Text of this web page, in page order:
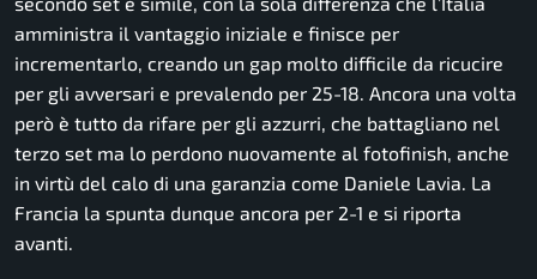
amministra il vantaggio iniziale e finisce per
incrementarlo, creando un gap molto difficile da ricucire
per gli avversari e prevalendo per 25-18. Ancora una volta
però è tutto da rifare per gli azzurri, che battagliano nel
terzo set ma lo perdono nuovamente al fotofinish, anche
in virtù del calo di una garanzia come Daniele Lavia. La
Francia la spunta dunque ancora per 2-1 e si riporta
avanti.